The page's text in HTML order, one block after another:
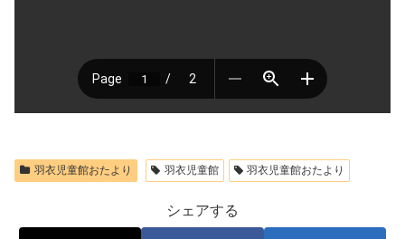
羽衣児童館おたより 羽衣児童館 羽衣児童館おたより
シェアする